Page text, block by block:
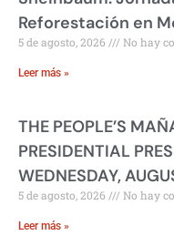
Reforestación en
5 de agosto, 2026 No hay
Leer más »
THE PEOPLE’S
PRESIDENTIAL
WEDNESDAY,
5 de agosto, 2026 No hay
Leer más »